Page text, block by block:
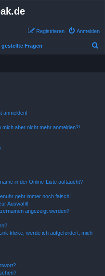
Anmelden
Registrieren
gestellte Fragen
anmelden!
aber nicht mehr anmelden?!
in der Online-Liste auftaucht?
geht immer noch falsch!
Auswahl!
angezeigt werden?
klicke, werde ich aufgefordert, mich